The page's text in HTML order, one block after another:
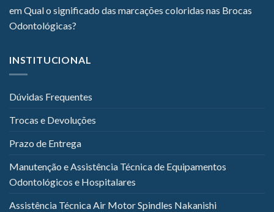
emQual o significado das marcações coloridas nas Brocas
Odontológicas?
INSTITUCIONAL
Dúvidas Frequentes
Trocas e Devoluções
Prazo de Entrega
Manutenção e Assistência Técnica de Equipamentos
Odontológicos e Hospitalares
Assistência Técnica Air Motor Spindles Nakanishi